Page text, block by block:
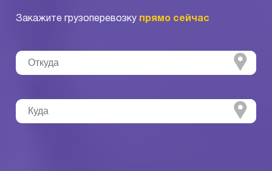
Закажите грузоперевозку прямо сейчас